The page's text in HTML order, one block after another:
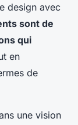
design avec
sont de
qui
en
de
une vision